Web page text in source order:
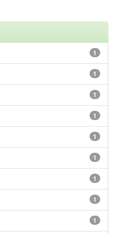
1
1
1
1
1
1
1
1
1